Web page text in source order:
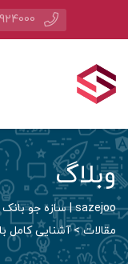
وبلاگ
sazejoo | سازه جو بانک اطلاعات ساختمان های در حال ساخت
مقالات>آشنایی کامل